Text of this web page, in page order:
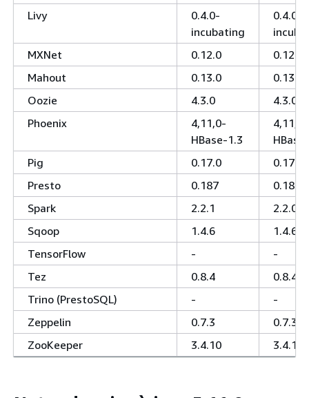
Livy
0.4.0-
incubating
0.4.0-
MXNet
0.12.0
0.12.0
Mahout
0.13.0
0.13.0
Oozie
4.3.0
4.3.0
Phoenix
4,11,0-
HBase-1.3
4,11,0-
Pig
0.17.0
0.17.0
Presto
0.187
0.187
Spark
2.2.1
2.2.0
Sqoop
1.4.6
1.4.6
TensorFlow
-
-
Tez
0.8.4
0.8.4
Trino (PrestoSQL)
-
-
Zeppelin
0.7.3
0.7.3
ZooKeeper
3.4.10 3.4.10